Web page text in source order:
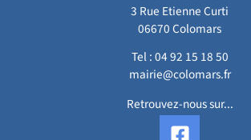
3 Rue Etienne Curti
06670 Colomars
Tel :04 92 15 18 50
mairie@colomars.fr
Retrouvez-nous sur...
F